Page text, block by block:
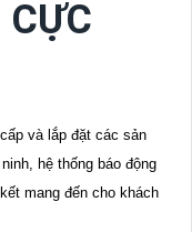
và lắp đặt các sản
hệ thống báo động
mang đến cho khách